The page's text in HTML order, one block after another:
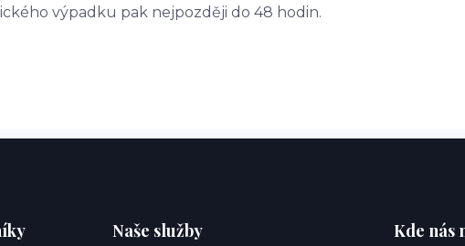
výpadku pak nejpozději do 48 hodin.
Naše služby Kde nás